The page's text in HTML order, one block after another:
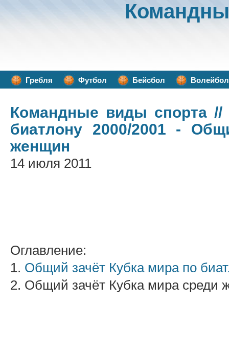
Гребля Футбол Бейсбол Волейбол
Командные виды спорта //
биатлону 2000/2001 -
женщин
14 июля 2011
Оглавление:
1. Общий зачёт Кубка мира по
2. Общий зачёт Кубка мира среди